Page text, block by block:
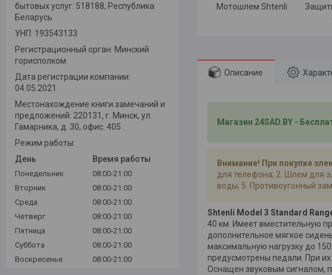
Мотошлем Shtenli
Описание
Магазин 24SAD.BY -
Внимание! При покупке
для телефона; 2. Шлем для
воды; 5. Противоугонный
Shtenli Model 3 Standard
40 км. Имеет вместительную
дополнительное мягкое
максимальную нагрузку до
предусмотрены педали. При
Оснащен звуковым сигналом,
бытовых услуг: 518188, Республика
Беларусь
УНП: 193543133
Регистрационный орган: Минский
горисполком
Дата регистрации компании:
04.05.2021
Местонахождение книги замечаний и
предложений: 220131, г. Минск, ул.
Гамарника, д. 30, офис. 405
Режим работы:
День
Время работы
Понедельник
08:00-21:00
Вторник
08:00-21:00
Среда
08:00-21:00
Четверг
08:00-21:00
Пятница
08:00-21:00
Суббота
08:00-21:00
Воскресенье
08:00-21:00